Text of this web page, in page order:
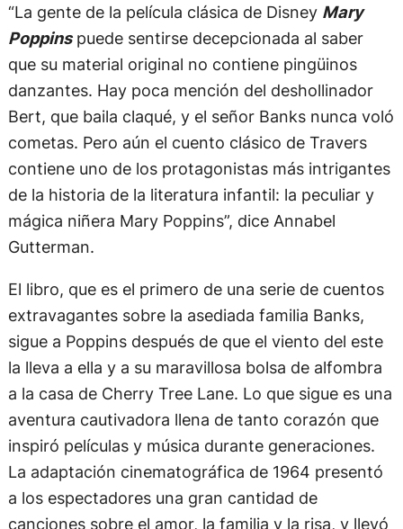
“La gente de la película clásica de Disney Mary
Poppinspuede sentirse decepcionada al saber
que su material original no contiene pingüinos
danzantes. Hay poca mención del deshollinador
Bert, que baila claqué, y el señor Banks nunca voló
cometas. Pero aún el cuento clásico de Travers
contiene uno de los protagonistas más intrigantes
de la historia de la literatura infantil: la peculiar y
mágica niñera Mary Poppins”, dice Annabel
Gutterman.
El libro, que es el primero de una serie de cuentos
extravagantes sobre la asediada familia Banks,
sigue a Poppins después de que el viento del este
la lleva a ella y a su maravillosa bolsa de alfombra
a la casa de Cherry Tree Lane. Lo que sigue es una
aventura cautivadora llena de tanto corazón que
inspiró películas y música durante generaciones.
La adaptación cinematográfica de 1964 presentó
a los espectadores una gran cantidad de
canciones sobre el amor, la familia y la risa, y llevó